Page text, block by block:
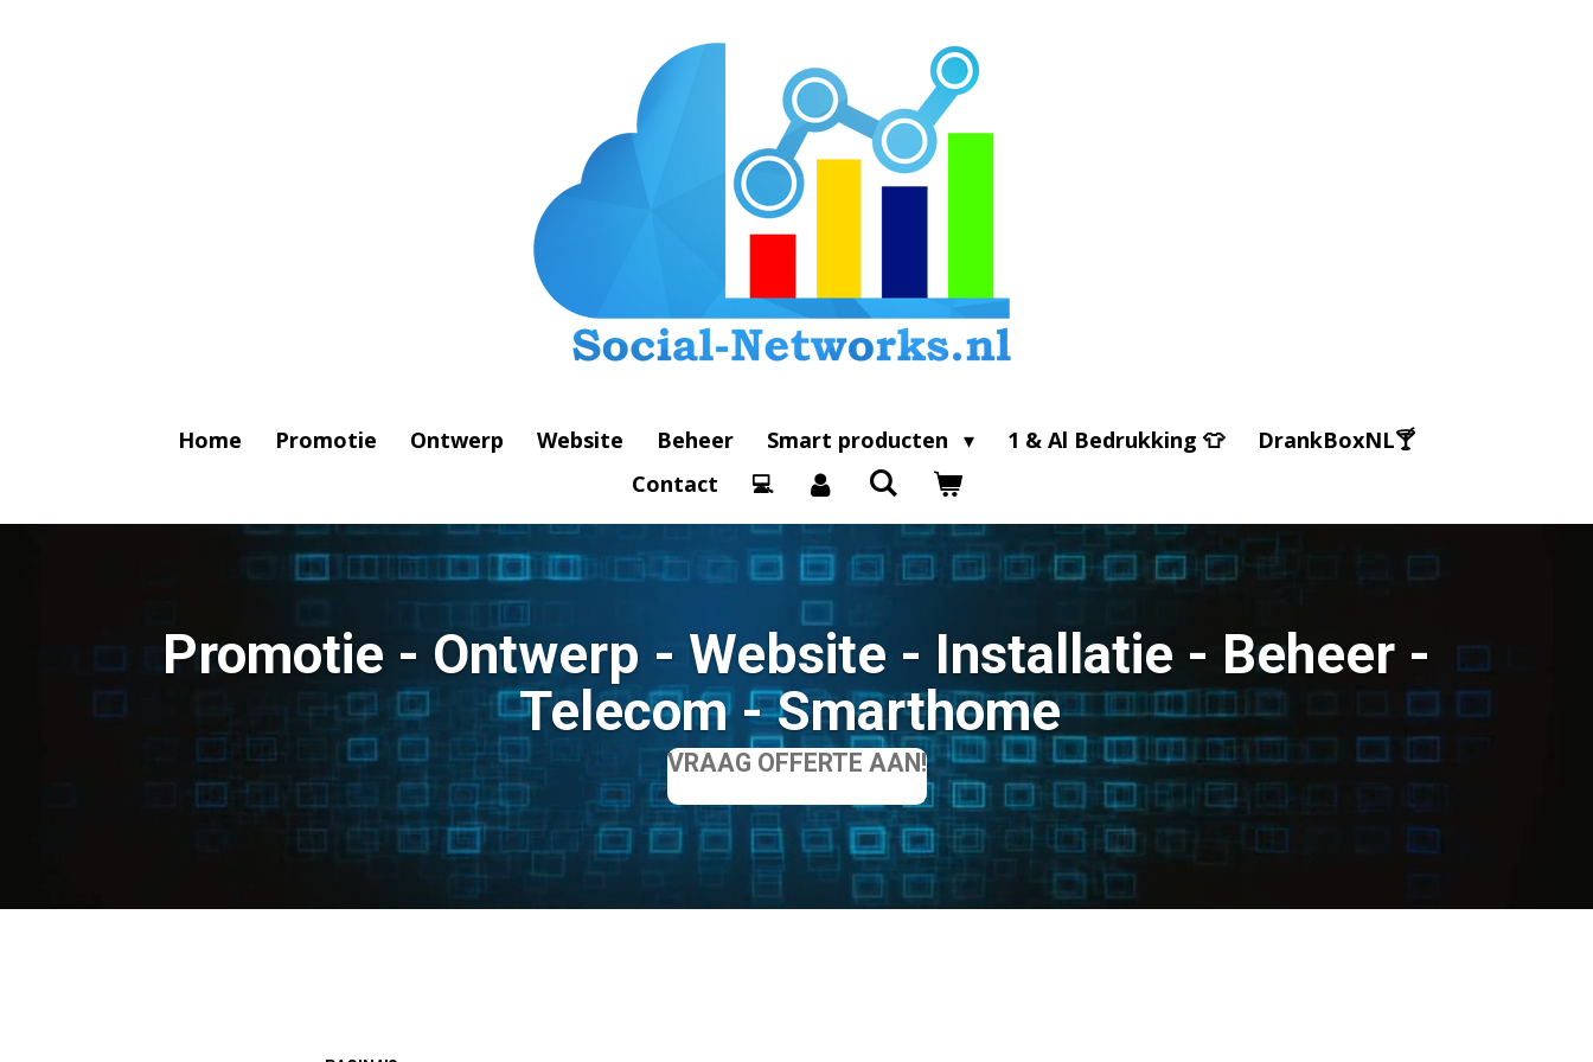
Home Promotie Ontwerp Website Beheer Smart producten 1 & Al Bedrukking 👕
DrankBoxNL🍸
Contact
💻
Promotie - Ontwerp - Website - Installatie - Beheer -
Telecom - Smarthome
VRAAG OFFERTE AAN!